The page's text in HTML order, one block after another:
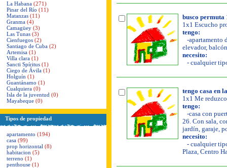
La Habana (271)
Pinar del Río (11)
Matanzas (11)
Granma (4)
Camagüey (3)
Las Tunas (3)
Cienfuegos (2)
Santiago de Cuba (2)
Artemisa (1)
Villa clara (1)
Sancti Spíritus (1)
Ciego de Ávila (1)
Holguín (1)
Guantánamo (1)
Cualquiera (0)
Isla de la juventud (0)
Mayabeque (0)
Tipos de propiedad
apartamento (194)
casa (99)
prop horizontal (8)
habitacion (5)
terreno (1)
penthouse (1)
busco permuta
1x1 Escucho
tengo:
-apartamento
elevador,
necesito:
- cualquier
tengo casa en
1x1 Me
tengo:
-casa con
26. Con sala,
jardín, garaje,
necesito:
- cualquier
Plaza, Centro